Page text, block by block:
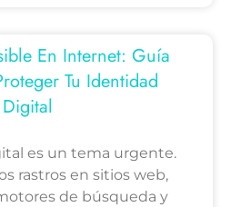
En Internet: Guía
Tu Identidad
Digital
es un tema urgente.
rastros en sitios web,
de búsqueda y